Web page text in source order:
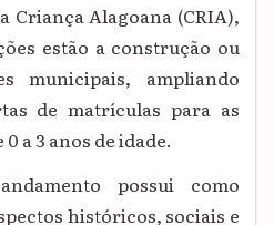
Criança Alagoana (CRIA),
estão a construção ou
municipais, ampliando
de matrículas para as
a 3 anos de idade.
possui como
históricos, sociais e